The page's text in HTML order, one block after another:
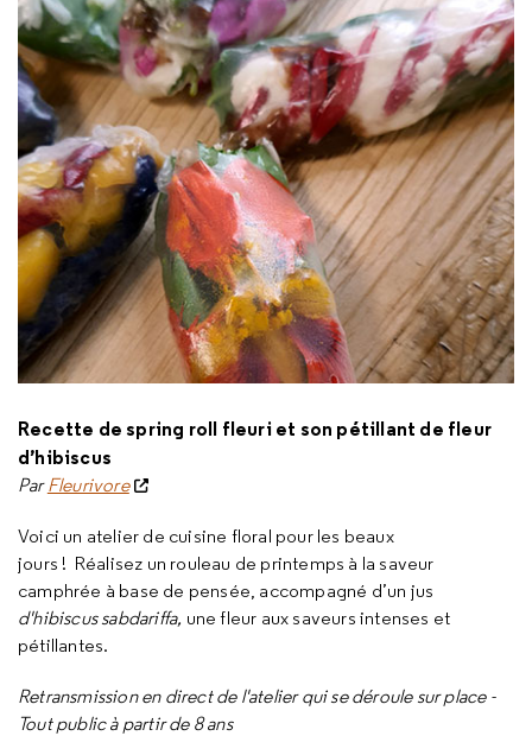
Recette de spring roll fleuri et son pétillant de fleur
d’hibiscus
ParFleurivore
Voici un atelier de cuisine floral pour les beaux
jours ! Réalisez un rouleau de printemps à la saveur
camphrée à base de pensée, accompagné d’un jus
d'hibiscus sabdariffa, une fleur aux saveurs intenses et
pétillantes.
Retransmission en direct de l'atelier qui se déroule sur place -
Tout public à partir de 8 ans